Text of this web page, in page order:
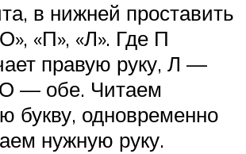
в нижней проставить
«П», «Л». Где П
правую руку, Л —
— обе. Читаем
букву, одновременно
нужную руку.